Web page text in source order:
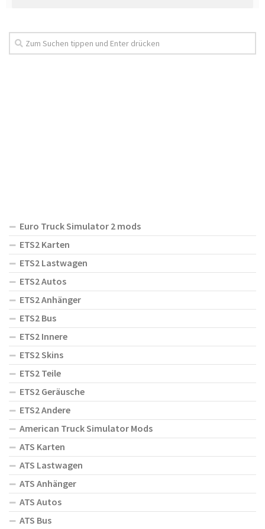
Euro Truck Simulator 2 mods
ETS2 Karten
ETS2 Lastwagen
ETS2 Autos
ETS2 Anhänger
ETS2 Bus
ETS2 Innere
ETS2 Skins
ETS2 Teile
ETS2 Geräusche
ETS2 Andere
American Truck Simulator Mods
ATS Karten
ATS Lastwagen
ATS Anhänger
ATS Autos
ATS Bus